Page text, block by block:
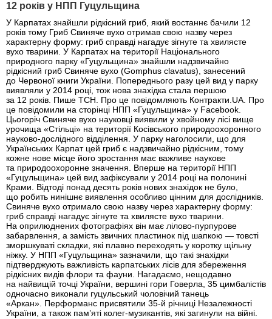
12 років у НПП Гуцульщина
У Карпатах знайшли рідкісний гриб, який востаннє бачили 12
років тому Гриб Свиняче вухо отримав свою назву через
характерну форму: гриб справді нагадує зігнуте та хвилясте
вухо тварини. У Карпатах на території Національного
природного парку «Гуцульщина» знайшли надзвичайно
рідкісний гриб Свиняче вухо (Gomphus clavatus), занесений
до Червоної книги України. Попереднього разу цей вид у парку
виявляли у 2014 році, тож нова знахідка стала першою
за 12 років. Пише ТСН. Про це повідомляють Контракти.UA. Про
це повідомили на сторінці НПП «Гуцульщина» у Facebook.
Цьогоріч Свиняче вухо науковці виявили у хвойному лісі вище
урочища «Стільці» на території Косівського природоохоронного
науково-дослідного відділення. У парку наголосили, що для
Українських Карпат цей гриб є надзвичайно рідкісним, тому
кожне нове місце його зростання має важливе наукове
та природоохоронне значення. Вперше на території НПП
«Гуцульщина» цей вид зафіксували у 2014 році на полонині
Крами. Відтоді понад десять років нових знахідок не було,
що робить нинішнє виявлення особливо цінним для дослідників.
Свиняче вухо отримало свою назву через характерну форму:
гриб справді нагадує зігнуте та хвилясте вухо тварини.
На оприлюднених фотографіях він має лілово-пурпурове
забарвлення, а замість звичних пластинок під шапкою — товсті
зморшкуваті складки, які плавно переходять у коротку щільну
ніжку. У НПП «Гуцульщина» зазначили, що такі знахідки
підтверджують важливість карпатських лісів для збереження
рідкісних видів флори та фауни. Нагадаємо, нещодавно
на найвищій точці України, вершині гори Говерла, 35 цимбалістів
одночасно виконали гуцульський чоловічий танець
«Аркан». Перформанс присвятили 35-й річниці Незалежності
України, а також пам’яті колег-музикантів, які загинули на війні.